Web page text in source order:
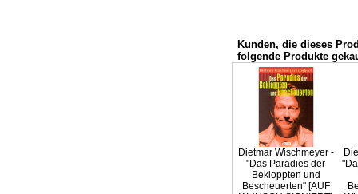
Kunden, die dieses
folgende Produkte
Dietmar Wischmeyer -
"Das Paradies der
Bekloppten und
Bescheuerten" [AUF